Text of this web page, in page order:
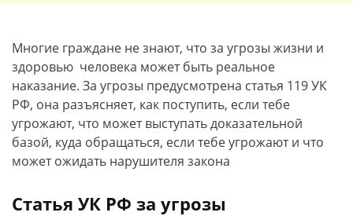
Многие граждане не знают, что за угрозы жизни и
здоровью человека может быть реальное
наказание. За угрозы предусмотрена статья 119 УК
РФ, она разъясняет, как поступить, если тебе
угрожают, что может выступать доказательной
базой, куда обращаться, если тебе угрожают и что
может ожидать нарушителя закона
Статья УК РФ за угрозы